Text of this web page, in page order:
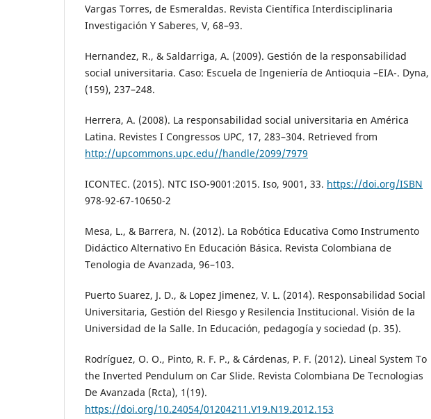
Vargas Torres, de Esmeraldas. Revista Científica Interdisciplinaria
Investigación Y Saberes, V, 68–93.
Hernandez, R., & Saldarriga, A. (2009). Gestión de la responsabilidad
social universitaria. Caso: Escuela de Ingeniería de Antioquia –EIA-. Dyna,
(159), 237–248.
Herrera, A. (2008). La responsabilidad social universitaria en América
Latina. Revistes I Congressos UPC, 17, 283–304. Retrieved from
http://upcommons.upc.edu//handle/2099/7979
ICONTEC. (2015). NTC ISO-9001:2015. Iso, 9001, 33. https://doi.org/ISBN
978-92-67-10650-2
Mesa, L., & Barrera, N. (2012). La Robótica Educativa Como Instrumento
Didáctico Alternativo En Educación Básica. Revista Colombiana de
Tenologia de Avanzada, 96–103.
Puerto Suarez, J. D., & Lopez Jimenez, V. L. (2014). Responsabilidad Social
Universitaria, Gestión del Riesgo y Resilencia Institucional. Visión de la
Universidad de la Salle. In Educación, pedagogía y sociedad (p. 35).
Rodríguez, O. O., Pinto, R. F. P., & Cárdenas, P. F. (2012). Lineal System To
the Inverted Pendulum on Car Slide. Revista Colombiana De Tecnologias
De Avanzada (Rcta), 1(19).
https://doi.org/10.24054/01204211.V19.N19.2012.153